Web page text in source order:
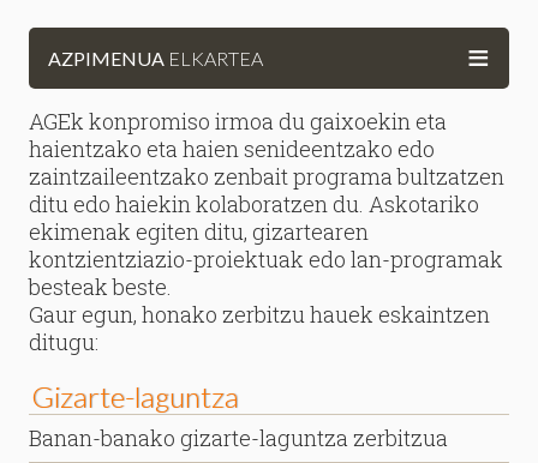
≡
AZPIMENUA ELKARTEA
AGEk konpromiso irmoa du gaixoekin eta
haientzako eta haien senideentzako edo
zaintzaileentzako zenbait programa bultzatzen
ditu edo haiekin kolaboratzen du. Askotariko
ekimenak egiten ditu, gizartearen
kontzientziazio-proiektuak edo lan-programak
besteak beste.
Gaur egun, honako zerbitzu hauek eskaintzen
ditugu:
Gizarte-laguntza
Banan-banako gizarte-laguntza zerbitzua